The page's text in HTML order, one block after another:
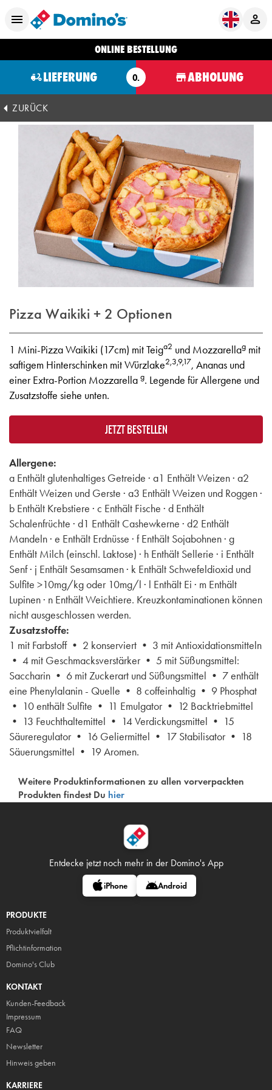
ONLINE BESTELLUNG
LIEFERUNG O. ABHOLUNG
ZURÜCK
Pizza Waikiki + 2 Optionen
1 Mini-Pizza Waikiki (17cm) mit Teiga2 und Mozzarellag mit
saftigem Hinterschinken mit Würzlake2,3,9,17, Ananas und
einer Extra-Portion Mozzarella g. Legende für Allergene und
Zusatzstoffe siehe unten.
JETZT BESTELLEN
Allergene:
a Enthält glutenhaltiges Getreide · a1 Enthält Weizen · a2
Enthält Weizen und Gerste · a3 Enthält Weizen und Roggen ·
b Enthält Krebstiere · c Enthält Fische · d Enthält
Schalenfrüchte · d1 Enthält Cashewkerne · d2 Enthält
Mandeln · e Enthält Erdnüsse · f Enthält Sojabohnen · g
Enthält Milch (einschl. Laktose) · h Enthält Sellerie · i Enthält
Senf · j Enthält Sesamsamen · k Enthält Schwefeldioxid und
Sulfite >10mg/kg oder 10mg/l · l Enthält Ei · m Enthält
Lupinen · n Enthält Weichtiere. Kreuzkontaminationen können
nicht ausgeschlossen werden.
Zusatzstoffe:
1 mit Farbstoff • 2 konserviert • 3 mit Antioxidationsmitteln
• 4 mit Geschmacksverstärker • 5 mit Süßungsmittel:
Saccharin • 6 mit Zuckerart und Süßungsmittel • 7 enthält
eine Phenylalanin - Quelle • 8 coffeinhaltig • 9 Phosphat
• 10 enthält Sulfite • 11 Emulgator • 12 Backtriebmittel
• 13 Feuchthaltemittel • 14 Verdickungsmittel • 15
Säureregulator • 16 Geliermittel • 17 Stabilisator • 18
Säuerungsmittel • 19 Aromen.
Weitere Produktinformationen zu allen vorverpackten
Produkten findest Du hier
Entdecke jetzt noch mehr in der Domino's App
iPhone Android
PRODUKTE
Produktvielfalt
Pflichtinformation
Domino's Club
KONTAKT
Kunden-Feedback
Impressum
FAQ
Newsletter
Hinweis geben
KARRIERE